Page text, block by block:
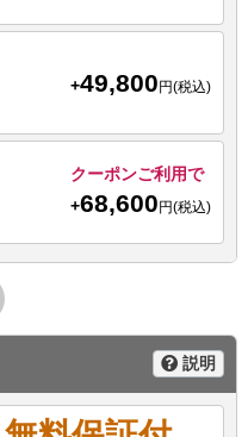
+49,800円(税込)
クーポンご利用で
+68,600 円(税込)
説明